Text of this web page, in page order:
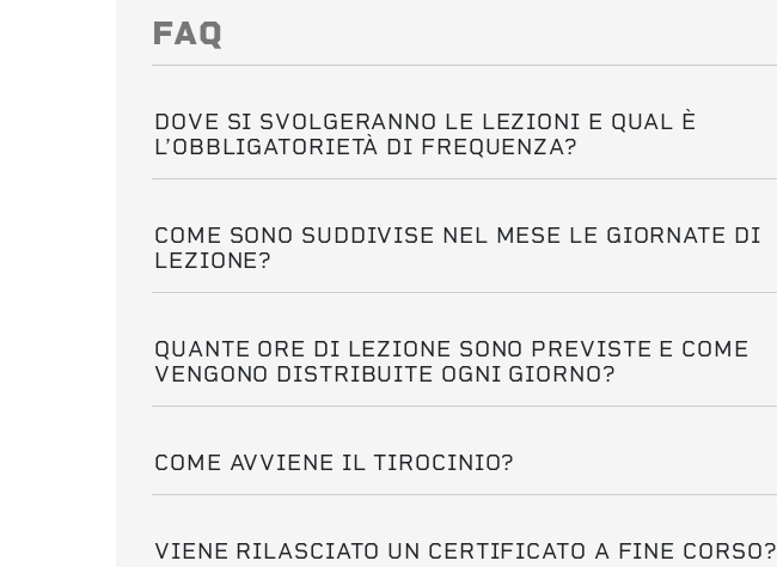
FAQ
DOVE SI SVOLGERANNO LE LEZIONI E QUAL È
L’OBBLIGATORIETÀ DI FREQUENZA?
COME SONO SUDDIVISE NEL MESE LE GIORNATE DI
LEZIONE?
QUANTE ORE DI LEZIONE SONO PREVISTE E COME
VENGONO DISTRIBUITE OGNI GIORNO?
COME AVVIENE IL TIROCINIO?
VIENE RILASCIATO UN CERTIFICATO A FINE CORSO?